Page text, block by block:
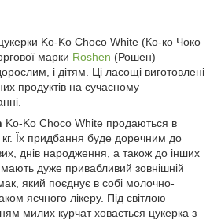
Ko-Ko Choco White (Ко-ко Чоко
марки Roshen (Рошен)
і дітям. Ці ласощі виготовлені
продуктів на сучасному
Ko-Ko Choco White продаються в
Їх придбання буде доречним до
днів народження, а також до інших
дуже привабливий зовнішній
який поєднує в собі молочно-
яєчного лікеру. Під світлою
милих курчат ховається цукерка з